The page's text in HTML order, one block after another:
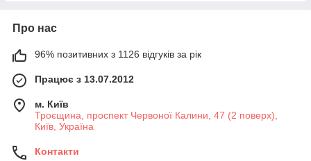
Про нас
96% позитивних з 1126 відгуків за рік
Працює з 13.07.2012
м. Київ
Троєщина, проспект Червоної Калини, 47 (2 поверх),
Київ, Україна
Контакти